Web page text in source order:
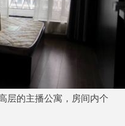
层的主播公寓，房间内个